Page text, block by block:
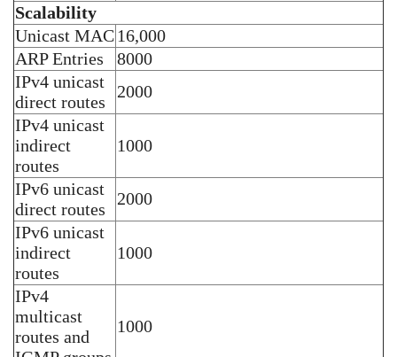
Scalability
Unicast MAC16,000
ARP Entries
8000
IPv4 unicast
direct routes
2000
IPv4 unicast
indirect
routes
1000
IPv6 unicast
direct routes
2000
IPv6 unicast
indirect
routes
1000
IPv4
multicast
routes and
1000